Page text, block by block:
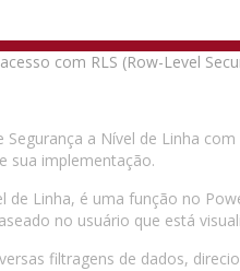
a Nível de Linha
sua implementação.
de Linha, é uma função no
no usuário que está
filtragens de dados,